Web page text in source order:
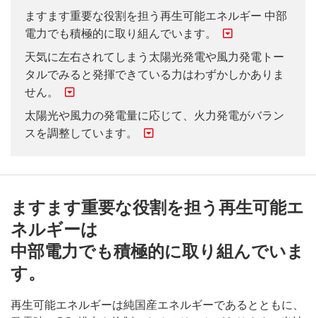
ますます重要な役割を担う再生可能エネルギー 中部
電力でも積極的に取り組んでいます。
天気に左右されてしまう太陽光発電や風力発電トー
タルでみると発揮できている力はわずかしかありま
せん。
太陽光や風力の発電量に応じて、火力発電がバラン
スを調整しています。
ますます重要な役割を担う再生可能エ
ネルギーは
中部電力でも積極的に取り組んでいま
す。
再生可能エネルギーは純国産エネルギーであるとともに、